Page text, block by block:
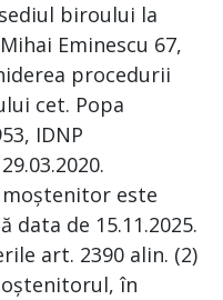
biroului la
Eminescu 67,
procedurii
cet. Popa
IDNP
este
de 15.11.2025.
art. 2390 alin. (2)
în